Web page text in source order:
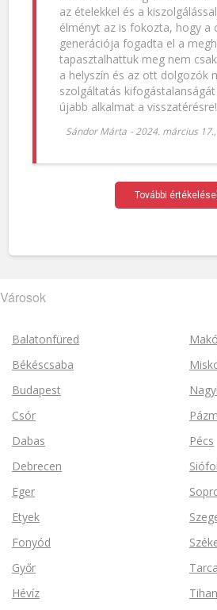
az ételekkel és a
élményt az is fokozta, hogy a
generációja fogadta el a
tapasztalhattuk meg nem
a helyszín és az ott dolgozók
szolgáltatás kifogástalanságát
újabb alkalmat a visszatérésre!
Sándor Márta -2024. március
További
Városok
Balatonfüred
Békéscsaba
Budapest
Csór
Dabas
Debrecen
Eger
Etyek
Fonyód
Győr
Hévíz
Makó
Pécs